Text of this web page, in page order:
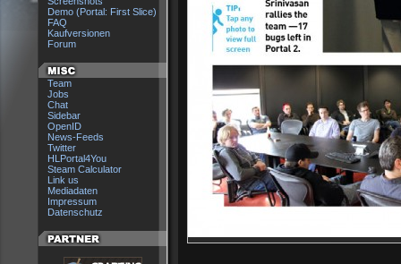
Demo (Portal: First Slice)
FAQ
Kaufversionen
Forum
Team
Jobs
Chat
Sidebar
OpenID
News-Feeds
Twitter
HLPortal4You
Steam Calculator
Link us
Mediadaten
Impressum
Datenschutz